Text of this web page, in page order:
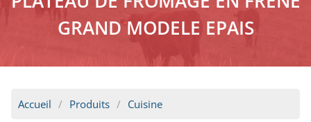
GRAND MODELE EPAIS
Accueil Produits Cuisine